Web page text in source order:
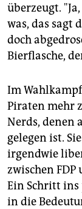
überzeugt.
was, das sagt
doch
Bierflasche,
Im
Piraten mehr
Nerds, denen
gelegen ist.
irgendwie
zwischen
Ein Schritt
in die